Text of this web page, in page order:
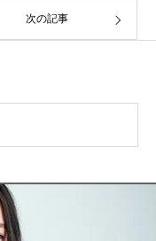
次の記事